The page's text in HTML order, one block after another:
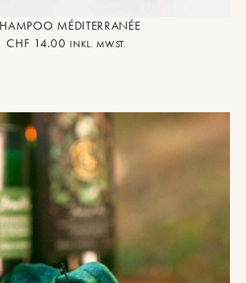
MÉDITERRANÉE
CHF 14.00 INKL. MWST.